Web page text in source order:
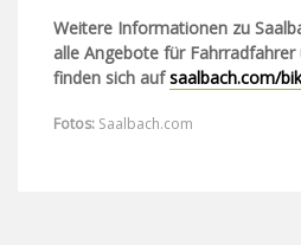
Weitere Informationen zu
alle Angebote für
finden sich aufsaalbach.com/
Fotos: Saalbach.com